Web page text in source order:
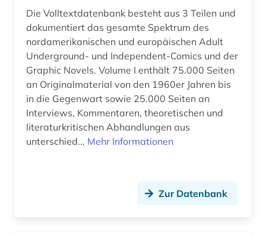
bild (15)
bild motiv (1)
bildarchiv (8)
bildatlas (1)
bildband (2)
Die Volltextdatenbank besteht aus 3 Teilen und
dokumentiert das gesamte Spektrum des
nordamerikanischen und europäischen Adult
Underground- und Independent-Comics und der
Graphic Novels. Volume I enthält 75.000 Seiten
an Originalmaterial von den 1960er Jahren bis
in die Gegenwart sowie 25.000 Seiten an
Interviews, Kommentaren, theoretischen und
literaturkritischen Abhandlungen aus
unterschied... Mehr Informationen
Zur Datenbank